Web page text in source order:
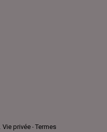
Vie privée - Termes